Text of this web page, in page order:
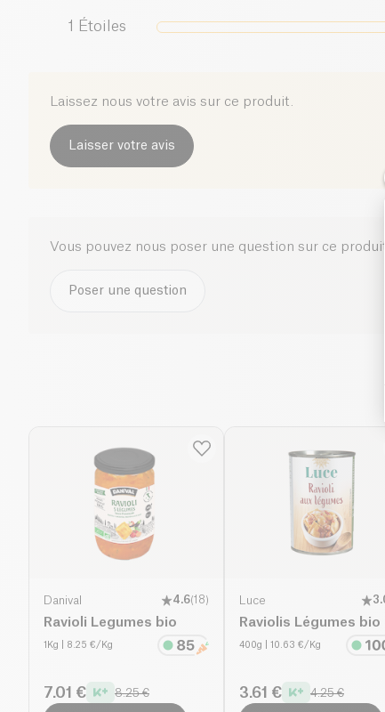
1 Étoiles
Laissez nous votre avis sur ce produit.
Laisser votre avis
Vous pouvez nous poser une question sur ce
Poser une question
Danival 4.6(18)
Ravioli Legumes bio
1Kg | 8.25 €/Kg
7.01 € 8.25 €
Luce
Raviolis Légumes bio
400g | 10.63 €/Kg
3.61 € 4.25 €